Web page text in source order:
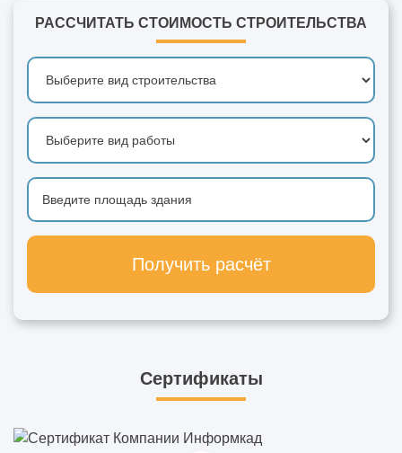
РАССЧИТАТЬ СТОИМОСТЬ СТРОИТЕЛЬСТВА
Получить расчёт
Сертификаты